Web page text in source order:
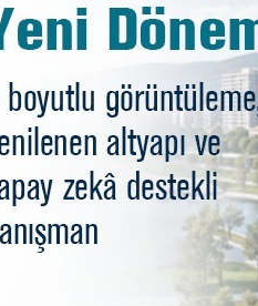
imza attı.
için Nilüfer Belediyesi
Okul Öncesi
beğeni topladı.